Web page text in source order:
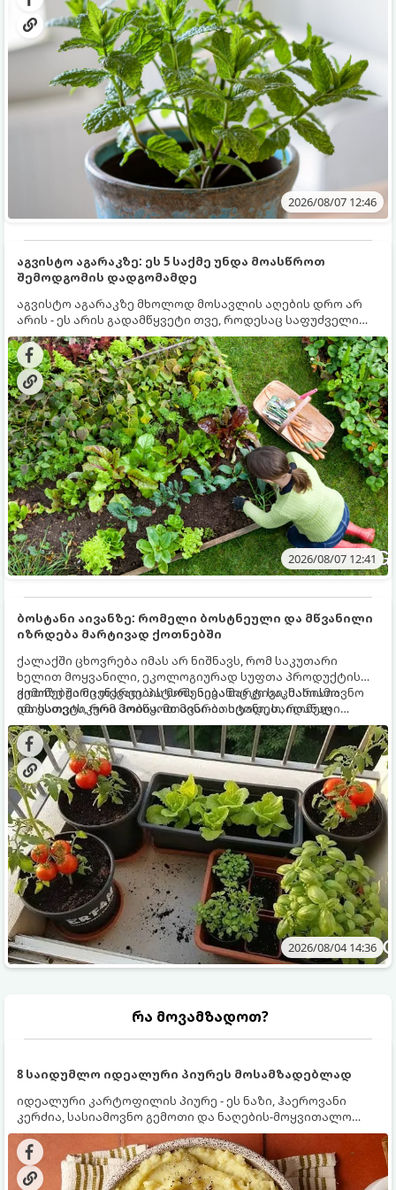
2026/08/07 12:46
აგვისტო აგარაკზე: ეს 5 საქმე უნდა მოასწროთ
შემოდგომის დადგომამდე
აგვისტო აგარაკზე მხოლოდ მოსავლის აღების დრო არ
არის - ეს არის გადამწყვეტი თვე, როდესაც საფუძველი
ეყრება მომავალი წლის მოსავალს და ბაღი მზადდება
შემოდგომა-ზამთრის სეზონისთვის. იმისათვის, რომ
ნიადაგმა ენერგია აღიდგინოს, ხოლო მცენარეებმა
ზამთარს გაუძლონ, აგვისტოს ბოლომდე 5
მნიშვნელოვანი საქმის გაკეთება უნდა მოასწროთ:
2026/08/07 12:41
ბოსტანი აივანზე: რომელი ბოსტნეული და მწვანილი
იზრდება მარტივად ქოთნებში
ქალაქში ცხოვრება იმას არ ნიშნავს, რომ საკუთარი
ხელით მოყვანილი, ეკოლოგიურად სუფთა პროდუქტის
გემოზე უარი თქვათ. პატარა აივანიც კი საკმარისია
იმისათვის, რომ მოიწყოთ მინი-ბოსტანი, საიდანაც
ყოველდღიურად ახალ, არომატულ მწვანილსა და
ბოსტნეულს მოკრეფთ.
ქოთნებში მცენარეების მოშენება მარტივი, სასიამოვნო
და ესთეტიკური ჰობია. მთავარია იცოდეთ, რომელი
კულტურები ეგუებიან ქოთნის პირობებს ყველაზე კარგად
და როგორ მოუაროთ მათ სწორად.
2026/08/04 14:36
რა მოვამზადოთ?
8 საიდუმლო იდეალური პიურეს მოსამზადებლად
იდეალური კარტოფილის პიურე - ეს ნაზი, ჰაეროვანი
კერძია, სასიამოვნო გემოთი და ნაღების-მოყვითალო
ფერით. მისი მომზადება ძალიან მარტივია, მაგრამ
არსებობს რამდენიმე საიდუმლო, რომლებიც უნდა
იცოდეთ, რომ პიურე იდეალურად გემრიელი გამოვიდეს.